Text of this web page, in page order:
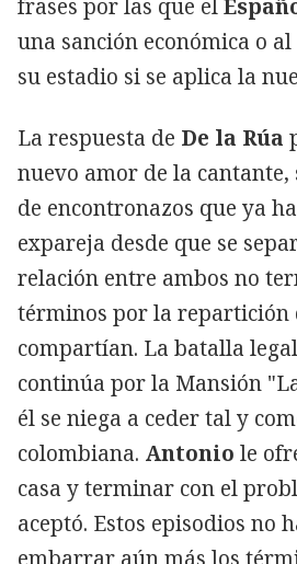
frases por las que el
una sanción económica o
su estadio si se aplica la
La respuesta de De la Rúa
nuevo amor de la
de encontronazos que ya
expareja desde que se
relación entre ambos no
términos por la repartición
compartían. La batalla
continúa por la Mansión
él se niega a ceder tal y
colombiana. Antonio le
casa y terminar con el
aceptó. Estos episodios no
embarrar aún más los